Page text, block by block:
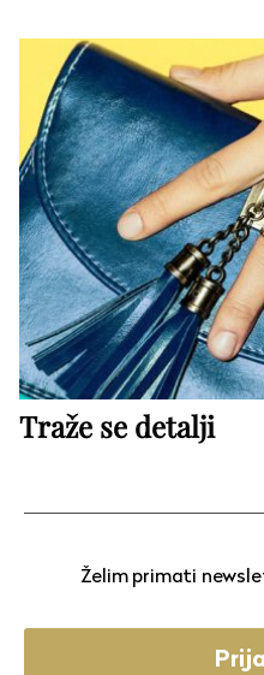
Traže se detalji
Želim primati